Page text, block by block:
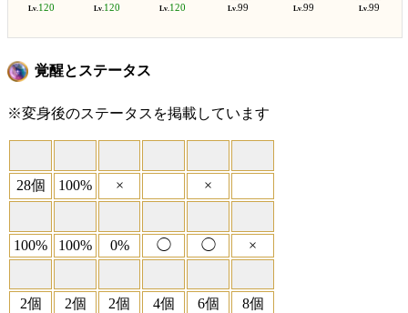
Lv.120 Lv.120 Lv.120 Lv.99 Lv.99 Lv.99
覚醒とステータス
※変身後のステータスを掲載しています
28個 100% × ×
100% 100% 0% ◯ ◯ ×
2個 2個 2個 4個 6個
8個